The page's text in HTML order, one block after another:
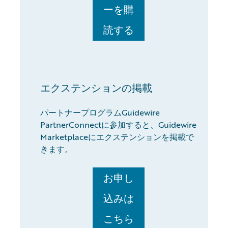
ーを購
読する
エクステンションの掲載
パートナープログラムGuidewire
PartnerConnectに参加すると、Guidewire
Marketplaceにエクステンションを掲載で
きます。
お申し
込みは
こちら